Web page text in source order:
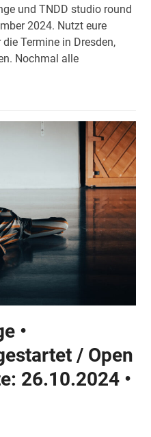
und TNDD studio round
2024. Nutzt eure
Termine in Dresden,
Nochmal alle
•
/ Open
26.10.2024 •